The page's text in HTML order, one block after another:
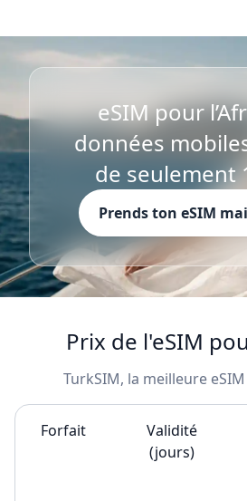
eSIM pour
données
de seulement
Prends ton eSIM
Prix de l'eSIM
TurkSIM, la meilleure
Forfait
Validité
(jours)